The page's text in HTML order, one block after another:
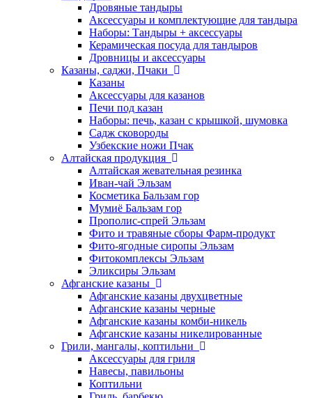
Дровяные тандыры
Аксессуары и комплектующие для тандыра
Наборы: Тандыры + аксессуары
Керамическая посуда для тандыров
Дровницы и аксессуары
Казаны, саджи, Пчаки
Казаны
Аксессуары для казанов
Печи под казан
Наборы: печь, казан с крышкой, шумовка
Садж сковороды
Узбекские ножи Пчак
Алтайская продукция
Алтайская жевательная резинка
Иван-чай Эльзам
Косметика Бальзам гор
Мумиё Бальзам гор
Прополис-спрей Эльзам
Фито и травяные сборы Фарм-продукт
Фито-ягодные сиропы Эльзам
Фитокомплексы Эльзам
Эликсиры Эльзам
Афганские казаны
Афганские казаны двухцветные
Афганские казаны черные
Афганские казаны комби-никель
Афганские казаны никелированные
Грили, мангалы, коптильни
Аксессуары для гриля
Навесы, павильоны
Коптильни